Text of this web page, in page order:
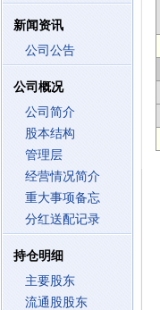
新闻资讯
公司公告
公司概况
公司简介
股本结构
管理层
经营情况简介
重大事项备忘
分红送配记录
持仓明细
主要股东
流通股股东